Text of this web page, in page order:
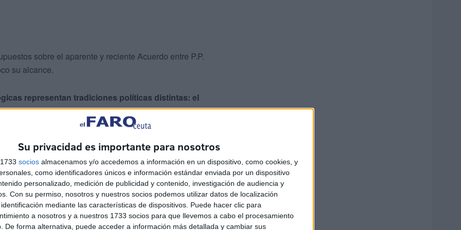
Su privacidad es importante para nosotros
socios almacenamos y/o accedemos a información en un dispositivo, como cookies, y
como identificadores únicos e información estándar enviada por un dispositivo
personalizado, medición de publicidad y contenido, investigación de audiencia y
Con su permiso, nosotros y nuestros socios podemos utilizar datos de localización
mediante las características de dispositivos. Puede hacer clic para
a nosotros y a nuestros 1733 socios para que llevemos a cabo el procesamiento
De forma alternativa, puede acceder a información más detallada y cambiar sus
sobre el aparente y reciente Acuerdo entre P.P.
su alcance.
representan tradiciones políticas distintas: el
español, mientras que JUNTS promueve una
percibirse por el electorado como una
una Necesidad Estratégica, motivada por otras
como las que podrían darse entre el Partido Popular
política española reciente, salvo según NUEVA